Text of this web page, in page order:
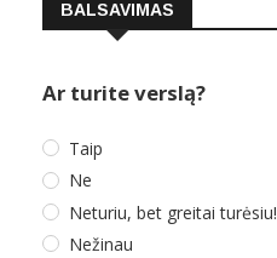
BALSAVIMAS
Ar turite verslą?
Taip
Ne
Neturiu, bet greitai turėsiu!
Nežinau